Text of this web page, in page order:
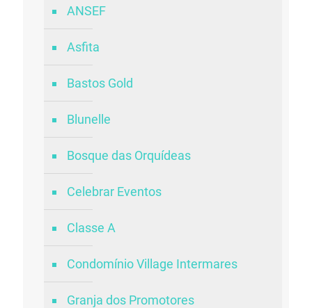
ANSEF
Asfita
Bastos Gold
Blunelle
Bosque das Orquídeas
Celebrar Eventos
Classe A
Condomínio Village Intermares
Granja dos Promotores